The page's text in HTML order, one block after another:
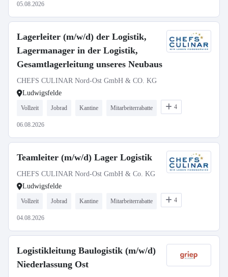
05.08.2026
Lagerleiter (m/w/d) der Logistik,
Lagermanager in der Logistik,
Gesamtlagerleitung unseres Neubaus
CHEFS CULINAR Nord-Ost GmbH & CO. KG
Ludwigsfelde
Vollzeit Jobrad Kantine Mitarbeiterrabatte 4
06.08.2026
Teamleiter (m/w/d) Lager Logistik
CHEFS CULINAR Nord-Ost GmbH & Co. KG
Ludwigsfelde
Vollzeit Jobrad Kantine Mitarbeiterrabatte 4
04.08.2026
Logistikleitung Baulogistik (m/w/d)
Niederlassung Ost